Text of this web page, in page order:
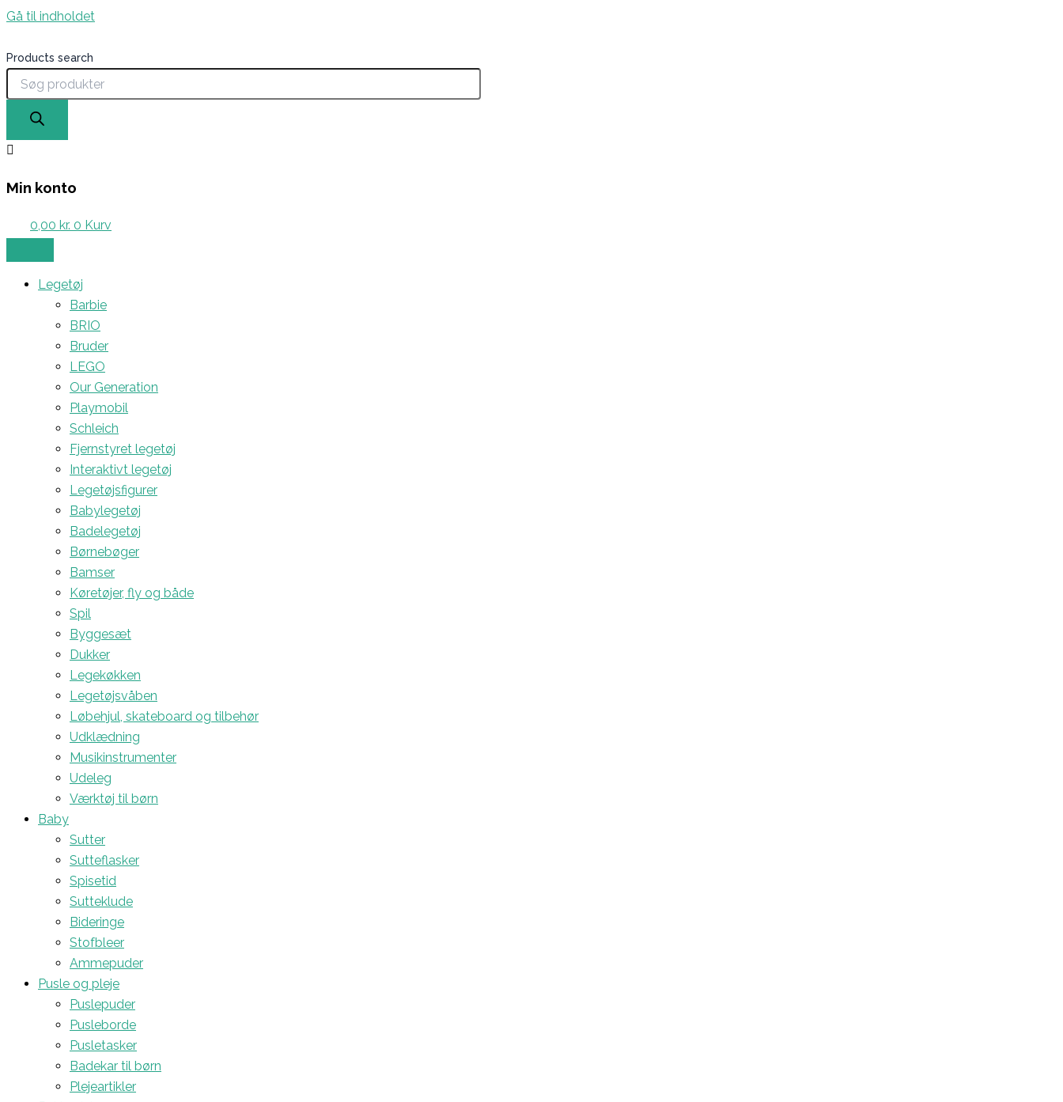
Gå til indholdet
Products search
Min konto
0,00 kr. 0 Kurv
Legetøj
Barbie
BRIO
Bruder
LEGO
Our Generation
Playmobil
Schleich
Fjernstyret legetøj
Interaktivt legetøj
Legetøjsfigurer
Babylegetøj
Badelegetøj
Børnebøger
Bamser
Køretøjer, fly og både
Spil
Byggesæt
Dukker
Legekøkken
Legetøjsvåben
Løbehjul, skateboard og tilbehør
Udklædning
Musikinstrumenter
Udeleg
Værktøj til børn
Baby
Sutter
Sutteflasker
Spisetid
Sutteklude
Bideringe
Stofbleer
Ammepuder
Pusle og pleje
Puslepuder
Pusleborde
Pusletasker
Badekar til børn
Plejeartikler